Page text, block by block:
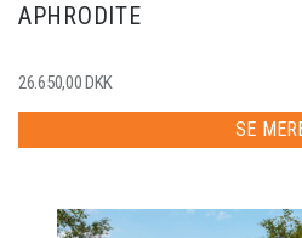
APHRODITE
26.650,00 DKK
SE